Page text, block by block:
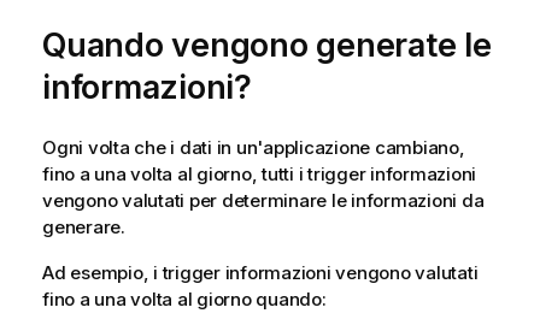
Quando vengono generate le
informazioni?
Ogni volta che i dati in un'applicazione cambiano,
fino a una volta al giorno, tutti i trigger informazioni
vengono valutati per determinare le informazioni da
generare.
Ad esempio, i trigger informazioni vengono valutati
fino a una volta al giorno quando: